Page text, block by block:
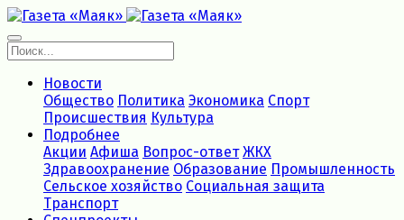
Новости
Общество Политика Экономика Спорт
Происшествия Культура
Подробнее
Акции Афиша Вопрос-ответ ЖКХ
Здравоохранение Образование Промышленность
Сельское хозяйство Социальная защита
Транспорт